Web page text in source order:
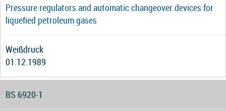
Pressure regulators and automatic changeover devices for
liquefied petroleum gases
Weißdruck
01.12.1989
BS 6920-1